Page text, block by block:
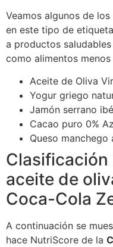
Veamos algunos de
en este tipo de
a productos
como alimentos
Aceite de Oliva
Yogur griego
Jamón serrano
Cacao puro 0%
Queso manchego
Clasificación
aceite de
Coca-Cola
A continuación se
hace NutriScore de la